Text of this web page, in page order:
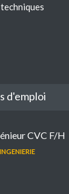
d'emploi
CVC F/H